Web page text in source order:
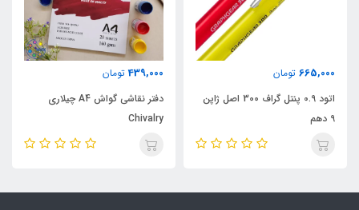
665,000 تومان
اتود 0.9 پنتل گراف 300 اصل ژاپن
9 دهم
439,000 تومان
دفتر نقاشی گواش A4 چیلاری
Chivalry